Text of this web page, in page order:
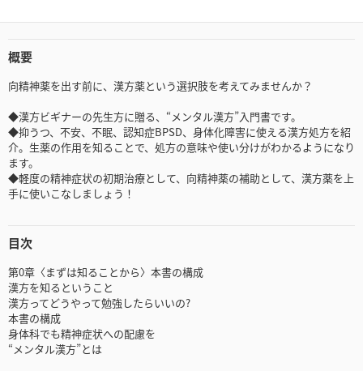
概要
向精神薬を出す前に、漢方薬という選択肢を考えてみませんか？
◆漢方ビギナーの先生方に贈る、“メンタル漢方”入門書です。
◆抑うつ、不安、不眠、認知症BPSD、身体化障害に使える漢方処方を紹
介。生薬の作用を知ることで、処方の意味や使い分けがわかるようになり
ます。
◆軽度の精神症状の初期治療として、向精神薬の補助として、漢方薬を上
手に使いこなしましょう！
目次
第0章〈まずは知ることから〉本書の構成
漢方を知るということ
漢方ってどうやって勉強したらいいの?
本書の構成
身体科でも精神症状への配慮を
“メンタル漢方”とは